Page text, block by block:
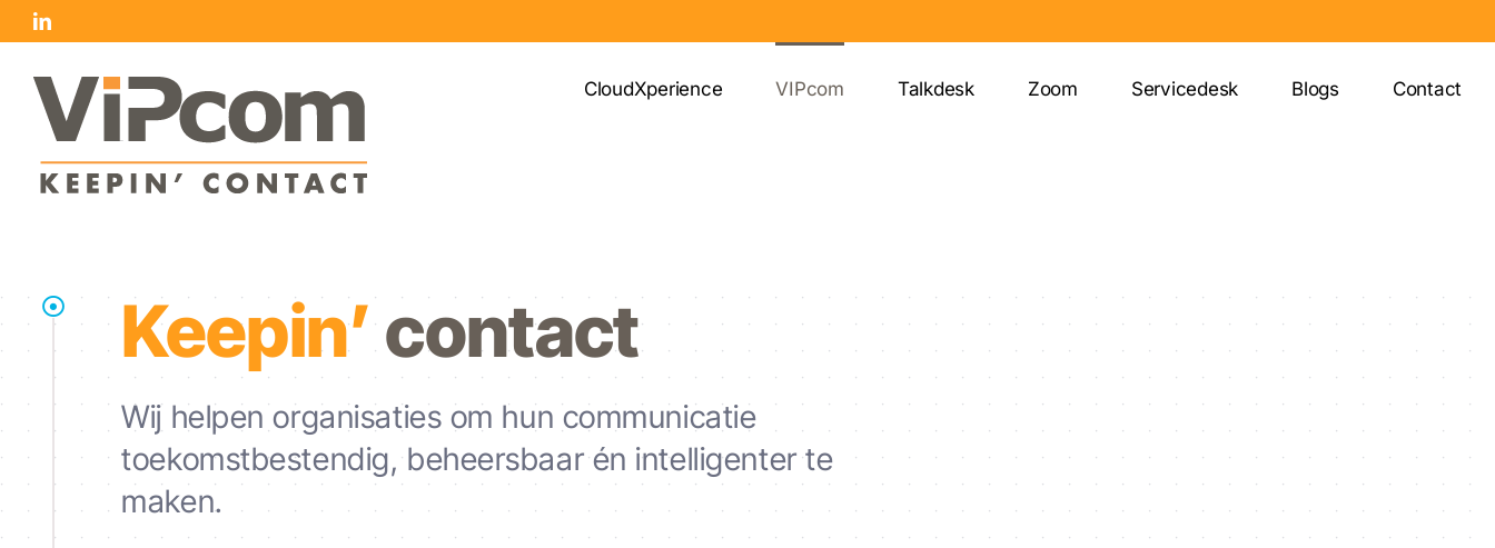
Skip
to
content
LinkedIn
CloudXperience VIPcom Talkdesk Zoom Servicedesk Blogs Contact
Keepin’contact
Wij helpen organisaties om hun communicatie
toekomstbestendig, beheersbaar én intelligenter te
maken.